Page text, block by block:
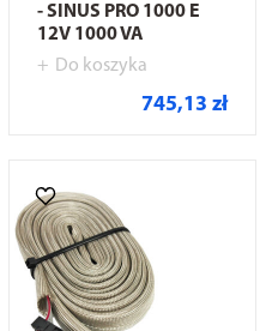
- SINUS PRO 1000 E
12V 1000 VA
Do koszyka
745,13 zł